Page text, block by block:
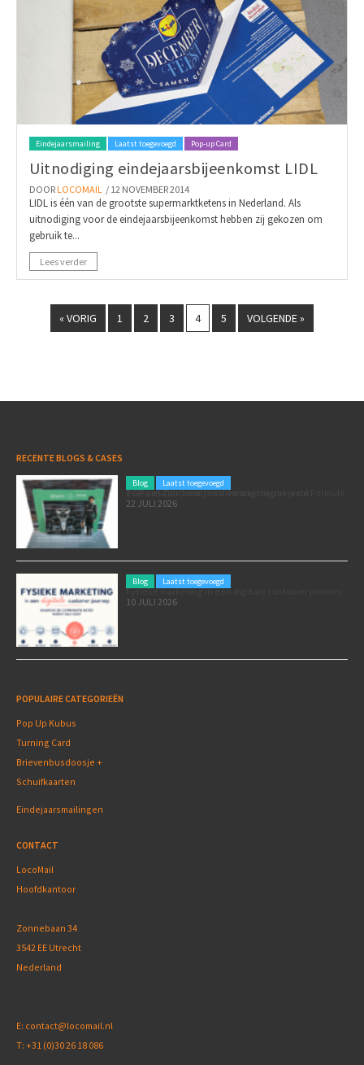
Eindejaarsmailing Laatst toegevoegd Pop-up Card
Uitnodiging eindejaarsbijeenkomst LIDL
DOOR LOCOMAIL / 12 NOVEMBER 2014
LIDL is één van de grootste supermarktketens in Nederland. Als
uitnodiging voor de eindejaarsbijeenkomst hebben zij gekozen om
gebruik te...
Lees verder
« VORIG 1 2 3 4 5 VOLGENDE »
RECENTE BLOGS & CASES
Blog Laatst toegevoegd
Poleposition voor je marketing: zó zet je de Formule 1 GP van Zandvoort in als marketingmoment
22 JULI 2026
Blog Laatst toegevoegd
Fysieke marketing in een digitale customer journey
10 JULI 2026
POPULAIRE CATEGORIEËN
Pop Up Kubus
Turning Card
Brievenbusdoosje +
Schuifkaarten
Eindejaarsmailingen
CONTACT
LocoMail
Hoofdkantoor
Zonnebaan 34
3542 EE Utrecht
Nederland
E: contact@locomail.nl
T: +31 (0)30 26 18 086